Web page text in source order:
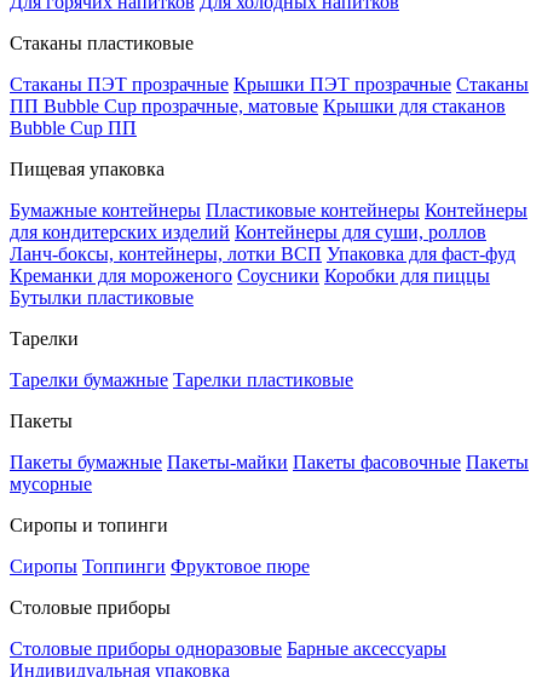
Стаканы пластиковые
Стаканы ПЭТ прозрачные Крышки ПЭТ прозрачные Стаканы
ПП Bubble Cup прозрачные, матовые Крышки для стаканов
Bubble Cup ПП
Пищевая упаковка
Бумажные контейнеры Пластиковые контейнеры Контейнеры
для кондитерских изделий Контейнеры для суши, роллов
Ланч-боксы, контейнеры, лотки ВСП Упаковка для фаст-фуд
Креманки для мороженого Соусники Коробки для пиццы
Бутылки пластиковые
Тарелки
Тарелки бумажные Тарелки пластиковые
Пакеты
Пакеты бумажные Пакеты-майки Пакеты фасовочные Пакеты
мусорные
Сиропы и топинги
Сиропы Топпинги Фруктовое пюре
Столовые приборы
Столовые приборы одноразовые Барные аксессуары
Индивидуальная упаковка